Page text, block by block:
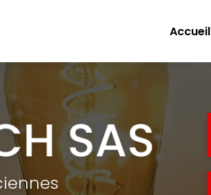
Accueil